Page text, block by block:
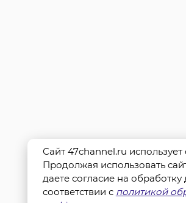
Сайт 47channel.ru использует
Продолжая использовать
даете согласие на
соответствии с политикой